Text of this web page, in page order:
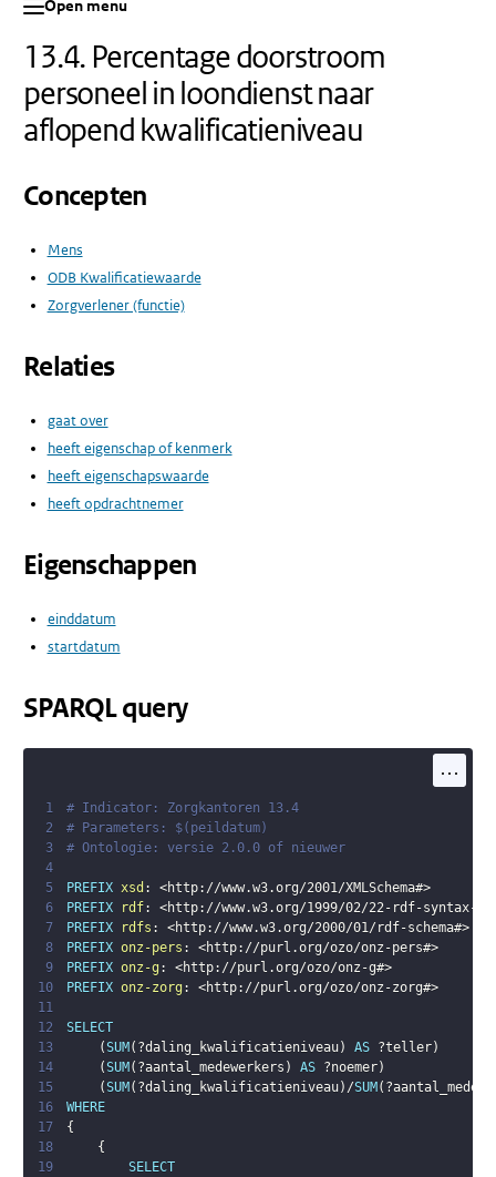
Open menu
13.4. Percentage doorstroom
personeel in loondienst naar
aflopend kwalificatieniveau
Concepten
Mens
ODB Kwalificatiewaarde
Zorgverlener (functie)
Relaties
gaat over
heeft eigenschap of kenmerk
heeft eigenschapswaarde
heeft opdrachtnemer
Eigenschappen
einddatum
startdatum
SPARQL query
...
1
# Indicator: Zorgkantoren 13.4
2
# Parameters: $(peildatum)
3
# Ontologie: versie 2.0.0 of nieuwer
4
5
PREFIX xsd : <http://www.w3.org/2001/XMLSchema#>
6
PREFIX rdf: <http://www.w3.org/1999/02/22-rdf-syntax-
7
PREFIX rdfs : <http://www.w3.org/2000/01/rdf-schema#>
8
PREFIX onz-pers : <http://purl.org/ozo/onz-pers#>
9
PREFIX onz-g : <http://purl.org/ozo/onz-g#>
10
PREFIX onz-zorg : <http://purl.org/ozo/onz-zorg#>
11
12
SELECT
13
(SUM ( ?daling_kwalificatieniveau) AS ?teller)
14
(SUM ( ?aantal_medewerkers ) AS ?noemer)
15
(SUM ( ?daling_kwalificatieniveau) /SUM (
16
WHERE
17
{
18
{
19
SELECT